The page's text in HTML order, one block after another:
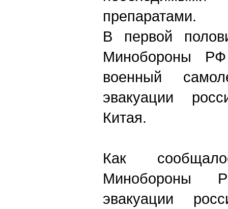
препаратами.
В первой
Минобороны
военный
эвакуации
Китая.
Как
Минобороны
эвакуации